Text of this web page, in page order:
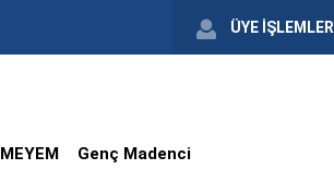
ÜYE İŞLEMLERİ
MEYEM Genç Madenci